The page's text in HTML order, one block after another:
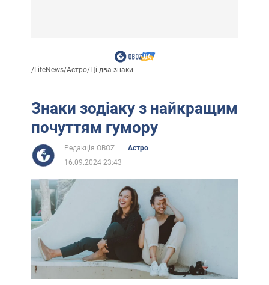
/LiteNews/Астро/Ці два знаки...
Знаки зодіаку з найкращим
почуттям гумору
Редакція OBOZ
Астро
16.09.2024 23:43